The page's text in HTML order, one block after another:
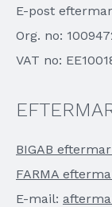
E-post
Org. no:
VAT no:
BIGAB
FARMA
E-mail: